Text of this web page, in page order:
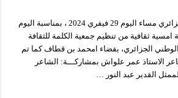
احتضن المسرح الوطني الجزائري مساء اليوم 29 فيفري 2024 ، بمناسبة اليوم
امسية ثقافية من تنظيم جمعية الكلمة للثقافة
الجزائري، بفضاء امحمد بن قطاف كما تم
الاستاذ عمر علواش بمشاركـــة: الشاعر
القدير عبد النور …